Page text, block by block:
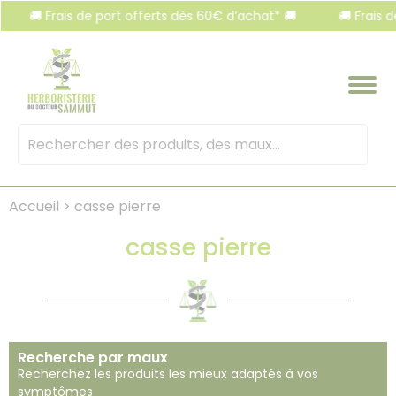
🚚 Frais de port offerts dès 60€ d’achat* 🚚 🚚 Frais
Mots
Accueil > casse pierre
casse pierre
Recherche par maux
Recherchez les produits les mieux adaptés à vos
symptômes
Panneau de gestion des cookies